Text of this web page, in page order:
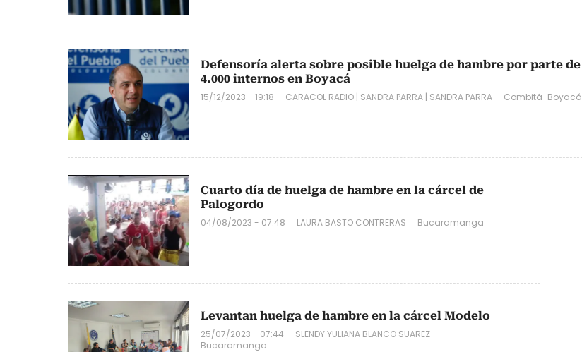
Defensoría alerta sobre posible huelga de hambre por parte de
4.000 internos en Boyacá
15/12/2023 - 19:18 CARACOL RADIO | SANDRA PARRA | SANDRA PARRA Combitá-Boyacá
Cuarto día de huelga de hambre en la cárcel de
Palogordo
04/08/2023 - 07:48 LAURA BASTO CONTRERAS Bucaramanga
Levantan huelga de hambre en la cárcel Modelo
25/07/2023 - 07:44
SLENDY YULIANA BLANCO SUAREZ
Bucaramanga